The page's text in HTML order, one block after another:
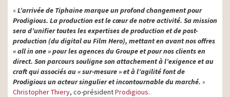
«L’arrivée de Tiphaine marque un profond changement pour
Prodigious. La production est le cœur de notre activité. Sa mission
sera d’unifier toutes les expertises de production et de post-
production (du digital au Film Hero), mettant en avant nos offres
« all in one » pour les agences du Groupe et pour nos clients en
direct. Son parcours souligne son attachement à l’exigence et au
craft qui associés au « sur-mesure » et à l’agilité font de
Prodigious un acteur singulier et incontournable du marché. »
Christopher Thiery, co-présidentProdigious.